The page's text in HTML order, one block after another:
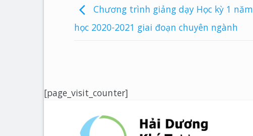
Chương trình giảng dạy Học kỳ 1 năm
học 2020-2021 giai đoạn chuyên ngành
[page_visit_counter]